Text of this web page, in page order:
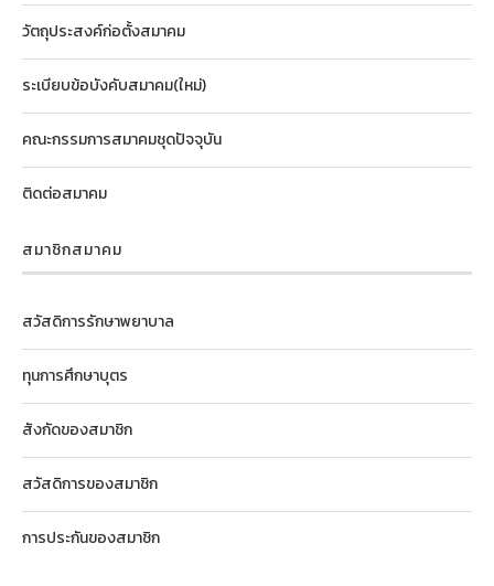
วัตถุประสงค์ก่อตั้งสมาคม
ระเบียบข้อบังคับสมาคม(ใหม่)
คณะกรรมการสมาคมชุดปัจจุบัน
ติดต่อสมาคม
สมาชิกสมาคม
สวัสดิการรักษาพยาบาล
ทุนการศึกษาบุตร
สังกัดของสมาชิก
สวัสดิการของสมาชิก
การประกันของสมาชิก